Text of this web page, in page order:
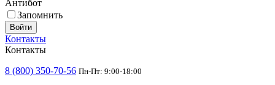
Антибот
Запомнить
Войти
Контакты
Контакты
8 (800) 350-70-56 Пн-Пт: 9:00-18:00